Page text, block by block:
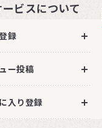
ビスについて
録
ー投稿
入り登録